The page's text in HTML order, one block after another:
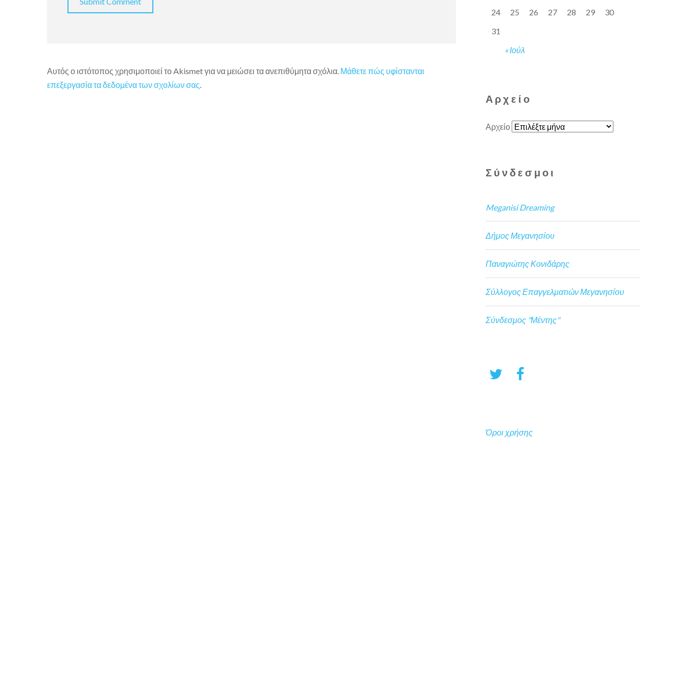
Αυτός ο ιστότοπος χρησιμοποιεί το Akismet για να μειώσει τα ανεπιθύμητα σχόλια. Μάθετε πώς υφίστανται
επεξεργασία τα δεδομένα των σχολίων σας.
« Ιούλ
24 25 26 27 28 29
30
31
Αρχείο
Αρχείο
Σύνδεσμοι
Meganisi Dreaming
Δήμος Μεγανησίου
Παναγιώτης Κονιδάρης
Σύλλογος Επαγγελματιών Μεγανησίου
Σύνδεσμος "Μέντης"
Όροι χρήσης